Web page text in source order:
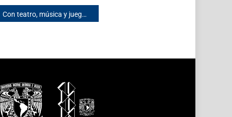
Con teatro, música y juegos la FES Zaragoza festeja el Día del Niño y la Niña